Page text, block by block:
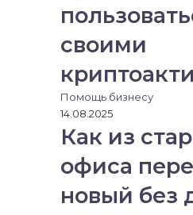
своими
Помощь бизнесу
14.08.2025
Как из
офиса
новый без